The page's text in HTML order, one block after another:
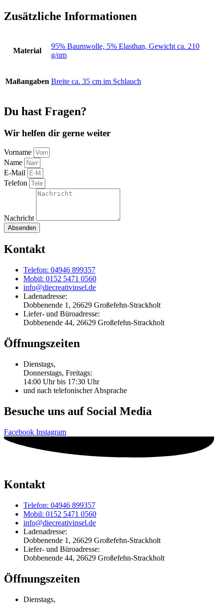
Zusätzliche Informationen
Material
95% Baumwolle, 5% Elasthan, Gewicht ca. 210
g/qm
Maßangaben Breite ca. 35 cm im Schlauch
Du hast Fragen?
Wir helfen dir gerne weiter
Vorname
Name
E-Mail
Telefon
Nachricht
Absenden
Kontakt
Telefon: 04946 899357
Mobil: 0152 5471 0560
info@diecreativinsel.de
Ladenadresse:
Dobbenende 1, 26629 Großefehn-Strackholt
Liefer- und Büroadresse:
Dobbenende 44, 26629 Großefehn-Strackholt
Öffnungszeiten
Dienstags,
Donnerstags, Freitags:
14:00 Uhr bis 17:30 Uhr
und nach telefonischer Absprache
Besuche uns auf Social Media
Facebook Instagram
Kontakt
Telefon: 04946 899357
Mobil: 0152 5471 0560
info@diecreativinsel.de
Ladenadresse:
Dobbenende 1, 26629 Großefehn-Strackholt
Liefer- und Büroadresse:
Dobbenende 44, 26629 Großefehn-Strackholt
Öffnungszeiten
Dienstags,